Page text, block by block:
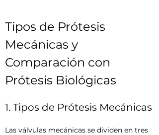
Tipos de Prótesis
Mecánicas y
Comparación con
Prótesis Biológicas
1. Tipos de Prótesis Mecánicas
Las válvulas mecánicas se dividen en tres